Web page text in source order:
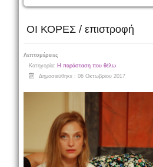
ΟΙ ΚΟΡΕΣ / επιστροφή
Λεπτομέρειες
Κατηγορία: Η παράσταση που θέλω
Δημοσιεύθηκε : 06 Οκτωβρίου 2017